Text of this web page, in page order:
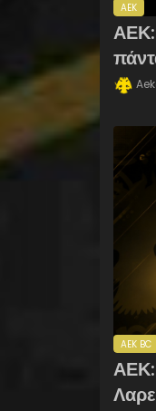
AEK
ΑΕΚ:
AEK BC
ΑΕΚ: